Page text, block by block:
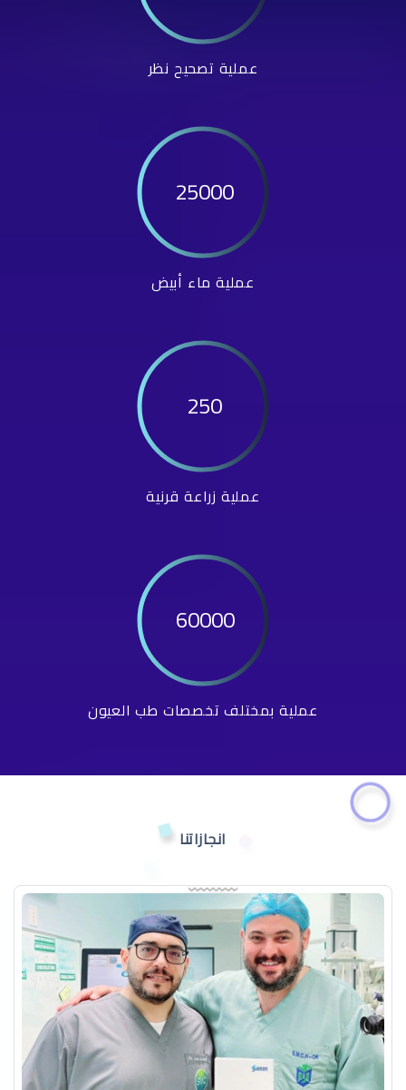
عملية تصحيح نظر
25000
عملية ماء أبيض
250
عملية زراعة قرنية
60000
عملية بمختلف تخصصات طب العيون
انجازاتنا